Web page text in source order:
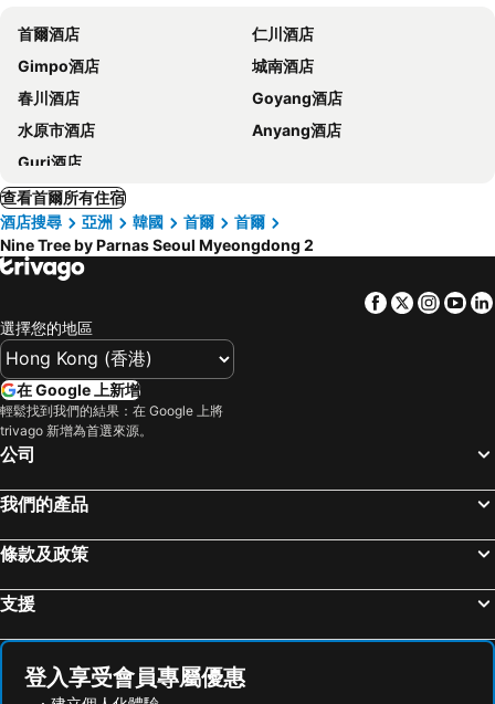
首爾酒店
仁川酒店
Gimpo酒店
城南酒店
春川酒店
Goyang酒店
水原市酒店
Anyang酒店
Guri酒店
查看首爾所有住宿
酒店搜尋
亞洲 韓國 首爾
首爾
Nine Tree by Parnas Seoul Myeongdong 2
Facebook
Twitter
選擇您的地區
在 Google 上新增
輕鬆找到我們的結果：在 Google 上將
trivago 新增為首選來源。
公司
我們的產品
條款及政策
支援
登入享受會員專屬優惠